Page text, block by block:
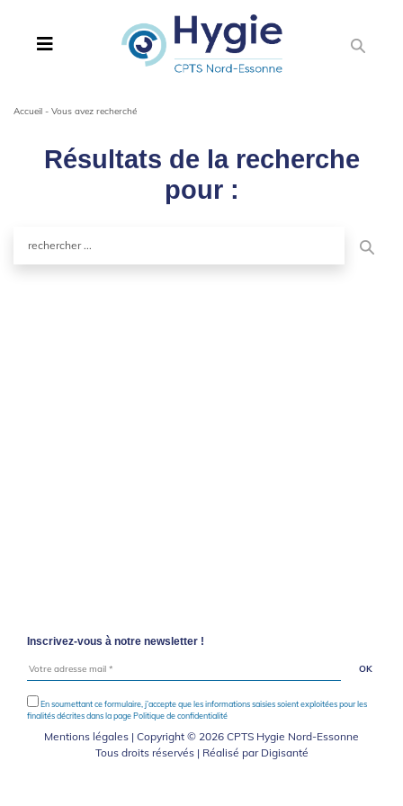
Accueil - Vous avez recherché
Résultats de la recherche
pour :
Inscrivez-vous à notre newsletter !
En soumettant ce formulaire, j’accepte que les informations saisies soient exploitées pour les
finalités décrites dans la pagePolitique de confidentialité
Mentions légales | Copyright © 2026 CPTS Hygie Nord-Essonne
Tous droits réservés | Réalisé par Digisanté